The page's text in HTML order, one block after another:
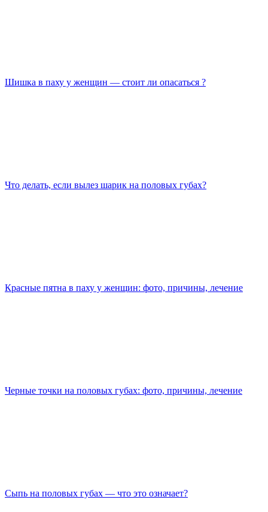
Шишка в паху у женщин — стоит ли опасаться ?
Что делать, если вылез шарик на половых губах?
Красные пятна в паху у женщин: фото, причины, лечение
Черные точки на половых губах: фото, причины, лечение
Сыпь на половых губах — что это означает?